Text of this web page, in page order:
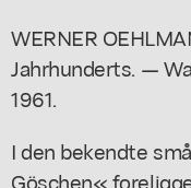
WERNER
Jahrhunderts. —
1961.
I den bekendte
Göschen«